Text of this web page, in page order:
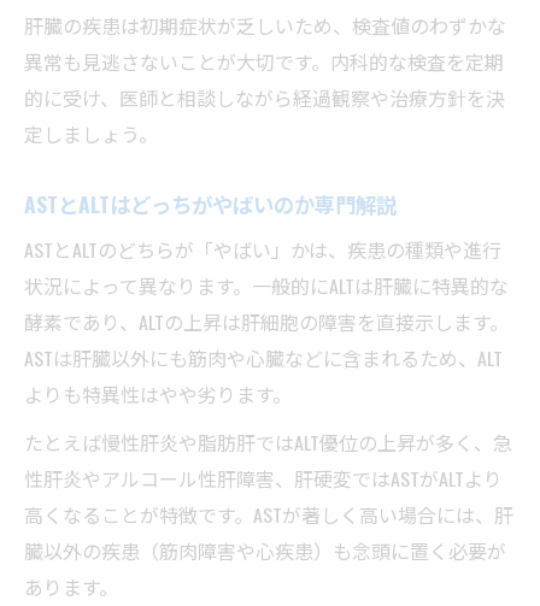
肝臓の疾患は初期症状が乏しいため、検査値のわずかな
異常も見逃さないことが大切です。内科的な検査を定期
的に受け、医師と相談しながら経過観察や治療方針を決
定しましょう。
ASTとALTはどっちがやばいのか専門解説
ASTとALTのどちらが「やばい」かは、疾患の種類や進行
状況によって異なります。一般的にALTは肝臓に特異的な
酵素であり、ALTの上昇は肝細胞の障害を直接示します。
ASTは肝臓以外にも筋肉や心臓などに含まれるため、ALT
よりも特異性はやや劣ります。
たとえば慢性肝炎や脂肪肝ではALT優位の上昇が多く、急
性肝炎やアルコール性肝障害、肝硬変ではASTがALTより
高くなることが特徴です。ASTが著しく高い場合には、肝
臓以外の疾患（筋肉障害や心疾患）も念頭に置く必要が
あります。